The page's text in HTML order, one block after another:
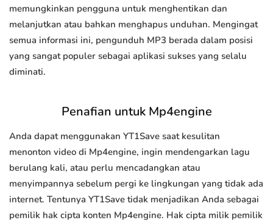
memungkinkan pengguna untuk menghentikan dan
melanjutkan atau bahkan menghapus unduhan. Mengingat
semua informasi ini, pengunduh MP3 berada dalam posisi
yang sangat populer sebagai aplikasi sukses yang selalu
diminati.
Penafian untuk Mp4engine
Anda dapat menggunakan YT1Save saat kesulitan
menonton video di Mp4engine, ingin mendengarkan lagu
berulang kali, atau perlu mencadangkan atau
menyimpannya sebelum pergi ke lingkungan yang tidak ada
internet. Tentunya YT1Save tidak menjadikan Anda sebagai
pemilik hak cipta konten Mp4engine. Hak cipta milik pemilik